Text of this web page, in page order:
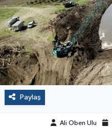
Paylaş
Ali Oben Ulu